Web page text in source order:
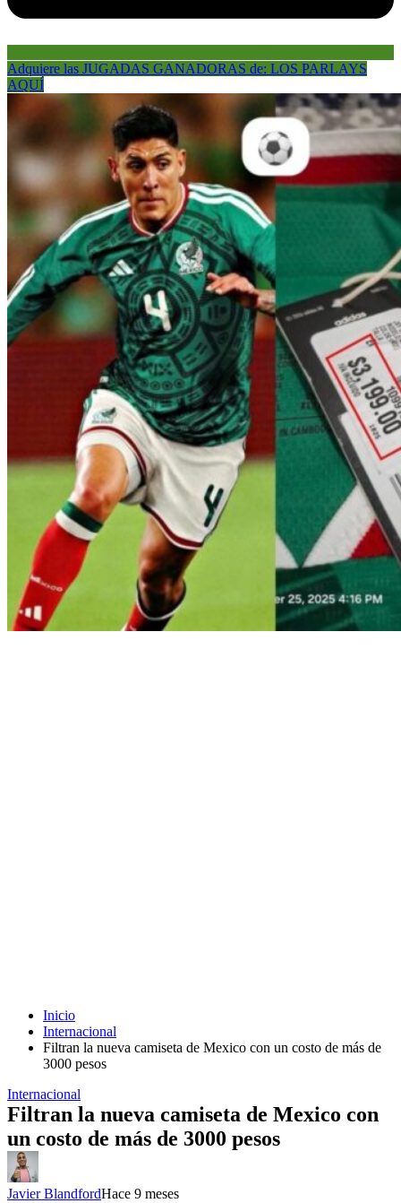
Adquiere las JUGADAS GANADORAS de: LOS PARLAYS
AQUÍ
Inicio
Internacional
Filtran la nueva camiseta de Mexico con un costo de más de
3000 pesos
Internacional
Filtran la nueva camiseta de Mexico con
un costo de más de 3000 pesos
Javier BlandfordHace 9 meses